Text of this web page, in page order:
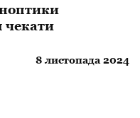
чекати
8 листопада 2024